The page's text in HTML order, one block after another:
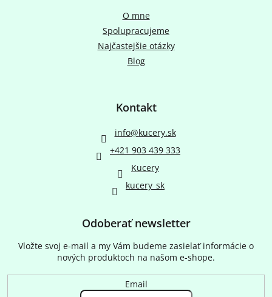
O mne
Spolupracujeme
Najčastejšie otázky
Blog
Kontakt
info@kucery.sk
+421 903 439 333
Kucery
kucery_sk
Odoberať newsletter
Vložte svoj e-mail a my Vám budeme zasielať informácie o
nových produktoch na našom e-shope.
Email